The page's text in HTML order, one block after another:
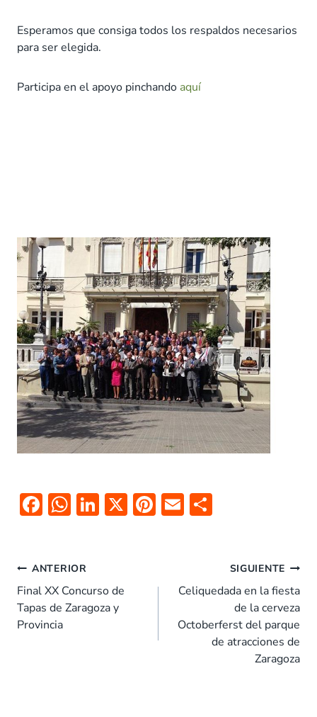
Esperamos que consiga todos los respaldos necesarios
para ser elegida.
Participa en el apoyo pinchando aquí
F
b
o
o
W
s
A
p
Li
dI
n
X Pi
t
E
ar
tir
Navegación
de
entradas
ANTERIOR
Final XX Concurso de
Tapas de Zaragoza y
Provincia
SIGUIENTE
Celiquedada en la fiesta
de la cerveza
Octoberferst del parque
de atracciones de
Zaragoza